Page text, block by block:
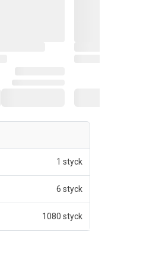
1 styck
6 styck
1080 styck